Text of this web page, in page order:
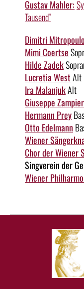
Gustav Mahler:
Tausend"
Dimitri
Mimi Coertse
Hilde Zadek
Lucretia WestAlt
Ira MalanjukAlt
Giuseppe
Hermann Prey
Otto Edelmann
Wiener
Chor der Wiener
Singverein der
Wiener